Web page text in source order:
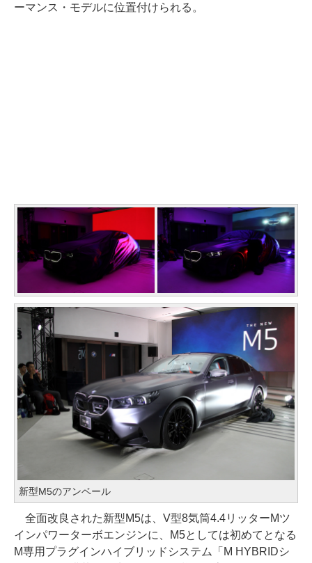
ーマンス・モデルに位置付けられる。
新型M5のアンベール
全面改良された新型M5は、V型8気筒4.4リッターMツ
インパワーターボエンジンに、M5としては初めてとなる
M専用プラグインハイブリッドシステム「M HYBRIDシ